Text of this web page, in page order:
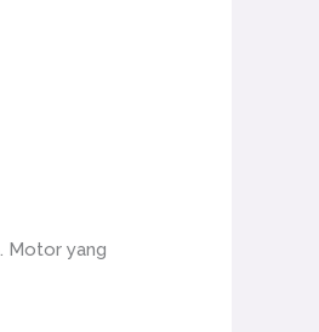
Motor yang